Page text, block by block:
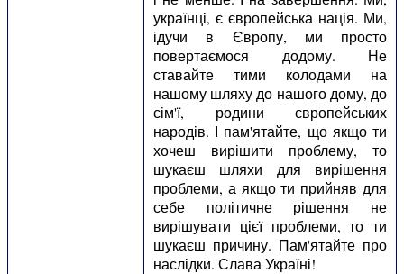
українці, є європейська нація. Ми,
ідучи в Європу, ми просто
повертаємося додому. Не
ставайте тими колодами на
нашому шляху до нашого дому, до
сім'ї, родини європейських
народів. І пам'ятайте, що якщо ти
хочеш вирішити проблему, то
шукаєш шляхи для вирішення
проблеми, а якщо ти прийняв для
себе політичне рішення не
вирішувати цієї проблеми, то ти
шукаєш причину. Пам'ятайте про
наслідки. Слава Україні!